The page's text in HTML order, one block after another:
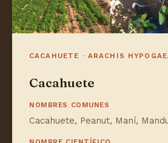
CACAHUETE · ARACHIS
Cacahuete
NOMBRES COMUNES
Cacahuete, Peanut, Maní,